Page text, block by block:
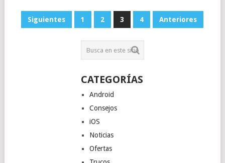
NAVEGACIÓN
DE
Siguientes 1 2 3 4 Anteriores
CATEGORÍAS
Android
Consejos
iOS
Noticias
Ofertas